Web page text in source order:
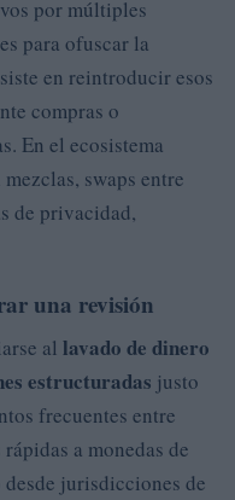
por múltiples
para ofuscar la
en reintroducir esos
compras o
En el ecosistema
swaps entre
de privacidad,
una revisión
al lavado de dinero
estructuradas justo
frecuentes entre
a monedas de
jurisdicciones de